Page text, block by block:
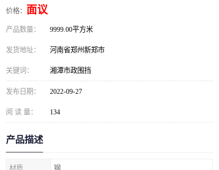
价格： 面议
产品数量： 9999.00平方米
发货地址： 河南省郑州新郑市
关键词： 湘潭市政围挡
发布日期： 2022-09-27
阅 读 量： 134
产品描述
材质 钢